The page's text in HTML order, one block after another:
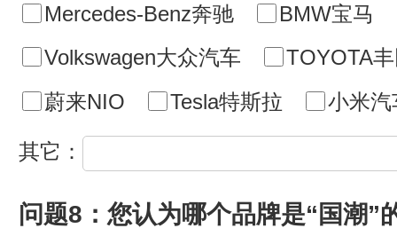
Mercedes-Benz奔驰
BMW宝马
Volkswagen大众汽车
TOYOTA
蔚来NIO
Tesla特斯拉 小米汽
其它：
问题8：您认为哪个品牌是“国潮”